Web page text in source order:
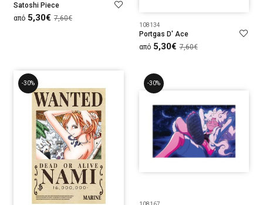
Satoshi Piece
από 5,30€ 7,60€
108134
Portgas D' Ace
από 5,30€ 7,60€
-30% -30%